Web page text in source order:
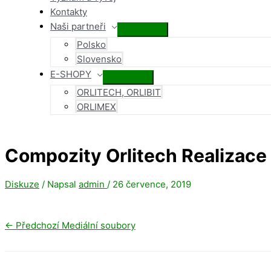
Kontakty
Naši partneři
Přepínač
Polsko
Slovensko
E-SHOPY
Přepínač
menu
ORLITECH, ORLIBIT
ORLIMEX
Compozity Orlitech Realizace
Diskuze / Napsal admin / 26 července, 2019
← Předchozí Mediální soubory